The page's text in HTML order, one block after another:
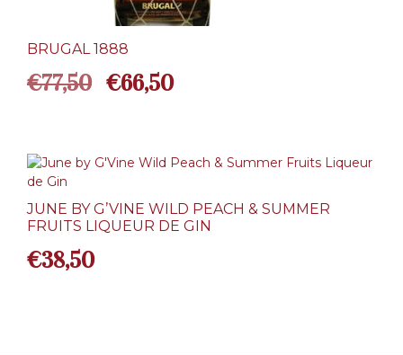
BRUGAL 1888
€77,50 Le
€77,50.
€66,50Le
€66,50.
JUNE BY G’VINE WILD PEACH & SUMMER
FRUITS LIQUEUR DE GIN
€38,50